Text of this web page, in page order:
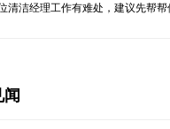
洁经理工作有难处，建议先帮